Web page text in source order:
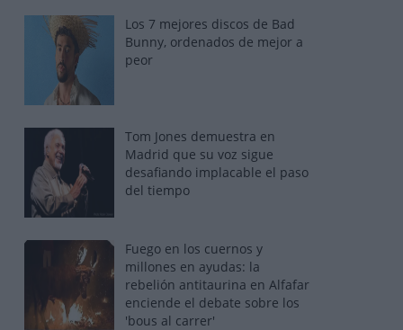
Los 7 mejores discos de Bad
Bunny, ordenados de mejor a
peor
Tom Jones demuestra en
Madrid que su voz sigue
desafiando implacable el paso
del tiempo
Fuego en los cuernos y
millones en ayudas: la
rebelión antitaurina en Alfafar
enciende el debate sobre los
'bous al carrer'